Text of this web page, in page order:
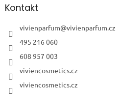
aKontakt
vivienparfum@vivienparfum.cz
495 216 060
608 957 003
viviencosmetics.cz
viviencosmetics.cz